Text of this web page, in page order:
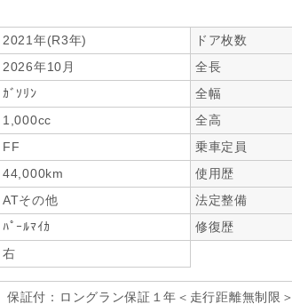
2021年(R3年) ドア枚数
2026年10月 全長
ｶﾞｿﾘﾝ 全幅
1,000cc 全高
FF 乗車定員
44,000km 使用歴
ATその他 法定整備
ﾊﾟｰﾙﾏｲｶ 修復歴
右
保証付：ロングラン保証１年＜走行距離無制限＞